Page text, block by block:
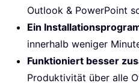
Outlook & PowerPoint
Ein
innerhalb weniger
Funktioniert besser
Produktivität über alle